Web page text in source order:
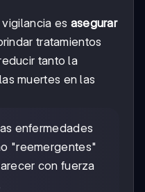
es asegurar
tratamientos
tanto la
muertes en las
enfermedades
"reemergentes"
con fuerza